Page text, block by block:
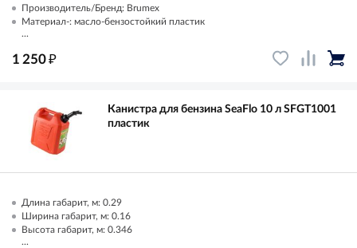
Производитель/Бренд: Brumex
Материал-: масло-бензостойкий пластик
...
1 250₽
Канистра для бензина SeaFlo 10 л SFGT1001
пластик
Длина габарит, м: 0.29
Ширина габарит, м: 0.16
Высота габарит, м: 0.346
...